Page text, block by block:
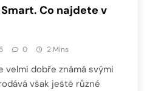
Co najdete v
0 2 Mins
velmi dobře známá svými
však ještě různé